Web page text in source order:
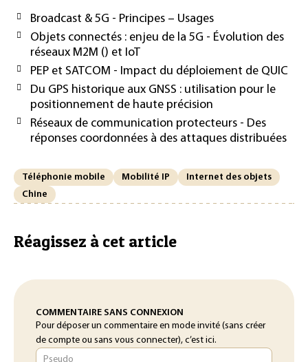
Broadcast & 5G - Principes – Usages
Objets connectés : enjeu de la 5G - Évolution des
réseaux M2M () et IoT
PEP et SATCOM - Impact du déploiement de QUIC
Du GPS historique aux GNSS : utilisation pour le
positionnement de haute précision
Réseaux de communication protecteurs - Des
réponses coordonnées à des attaques distribuées
Téléphonie mobile Mobilité IP
Internet des objets
Chine
Réagissez à cet article
COMMENTAIRE SANS CONNEXION
Pour déposer un commentaire en mode invité (sans créer
de compte ou sans vous connecter), c’est ici.
Pseudo